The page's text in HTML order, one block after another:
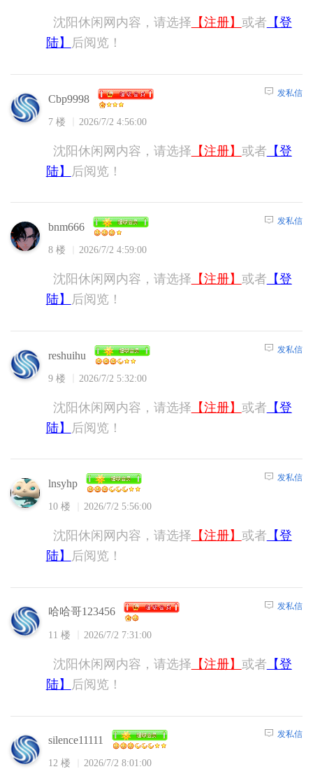
沈阳休闲网内容，请选择 【注册】 或者 【登
陆】
后阅览！
Cbp9998
7 楼 2026/7/2 4:56:00
发私信
沈阳休闲网内容，请选择 【注册】 或者 【登
陆】
后阅览！
bnm666
8 楼 2026/7/2 4:59:00
发私信
沈阳休闲网内容，请选择 【注册】 或者 【登
陆】
后阅览！
reshuihu
9 楼 2026/7/2 5:32:00
发私信
沈阳休闲网内容，请选择 【注册】 或者 【登
陆】
后阅览！
lnsyhp
10 楼 2026/7/2 5:56:00
发私信
沈阳休闲网内容，请选择 【注册】 或者 【登
陆】
后阅览！
哈哈哥123456
11 楼 2026/7/2 7:31:00
发私信
沈阳休闲网内容，请选择 【注册】 或者 【登
陆】
后阅览！
silence11111
12 楼 2026/7/2 8:01:00
发私信